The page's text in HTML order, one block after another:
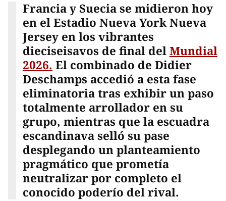
Francia y Suecia se midieron hoy
en el Estadio Nueva York Nueva
Jersey en los vibrantes
dieciseisavos de final delMundial
2026. El combinado de Didier
Deschamps accedió a esta fase
eliminatoria tras exhibir un paso
totalmente arrollador en su
grupo, mientras que la escuadra
escandinava selló su pase
desplegando un planteamiento
pragmático que prometía
neutralizar por completo el
conocido poderío del rival.